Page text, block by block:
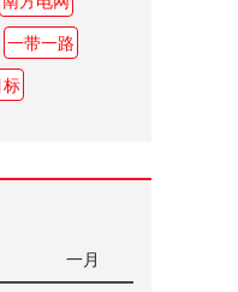
一带一路
一月